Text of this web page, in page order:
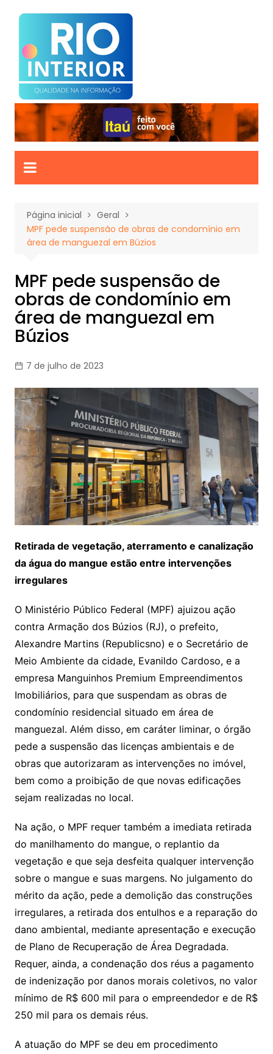
para
conteúdo
Página inicial
Geral
MPF pede suspensão de obras de condomínio em
área de manguezal em Búzios
MPF pede suspensão de
obras de condomínio em
área de manguezal em
Búzios
7 de julho de 2023
Retirada de vegetação, aterramento e canalização
da água do mangue estão entre intervenções
irregulares
O Ministério Público Federal (MPF) ajuizou ação
contra Armação dos Búzios (RJ), o prefeito,
Alexandre Martins (Republicsno) e o Secretário de
Meio Ambiente da cidade, Evanildo Cardoso, e a
empresa Manguinhos Premium Empreendimentos
Imobiliários, para que suspendam as obras de
condomínio residencial situado em área de
manguezal. Além disso, em caráter liminar, o órgão
pede a suspensão das licenças ambientais e de
obras que autorizaram as intervenções no imóvel,
bem como a proibição de que novas edificações
sejam realizadas no local.
Na ação, o MPF requer também a imediata retirada
do manilhamento do mangue, o replantio da
vegetação e que seja desfeita qualquer intervenção
sobre o mangue e suas margens. No julgamento do
mérito da ação, pede a demolição das construções
irregulares, a retirada dos entulhos e a reparação do
dano ambiental, mediante apresentação e execução
de Plano de Recuperação de Área Degradada.
Requer, ainda, a condenação dos réus a pagamento
de indenização por danos morais coletivos, no valor
mínimo de R$ 600 mil para o empreendedor e de R$
250 mil para os demais réus.
A atuação do MPF se deu em procedimento